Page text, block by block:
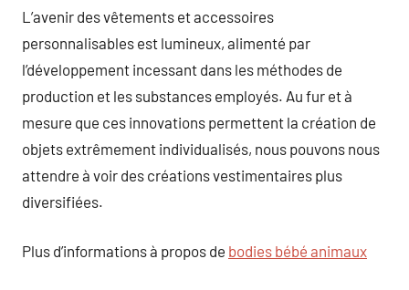
L’avenir des vêtements et accessoires
personnalisables est lumineux, alimenté par
l’développement incessant dans les méthodes de
production et les substances employés. Au fur et à
mesure que ces innovations permettent la création de
objets extrêmement individualisés, nous pouvons nous
attendre à voir des créations vestimentaires plus
diversifiées.
Plus d’informations à propos de bodies bébé animaux